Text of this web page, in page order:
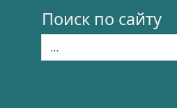
Поиск по сайту